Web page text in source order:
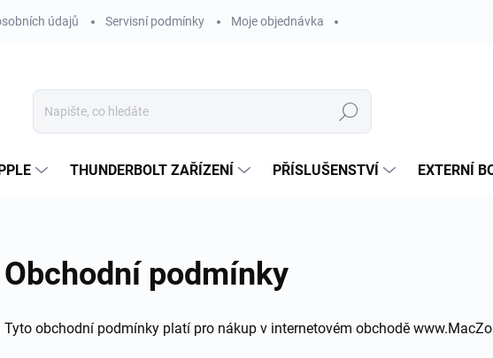
údajů Servisní podmínky Moje objednávka
Hledat
THUNDERBOLT ZAŘÍZENÍ PŘÍSLUŠENSTVÍ EXTERNÍ
Obchodní podmínky
Tyto obchodní podmínky platí pro nákup v internetovém obchodě